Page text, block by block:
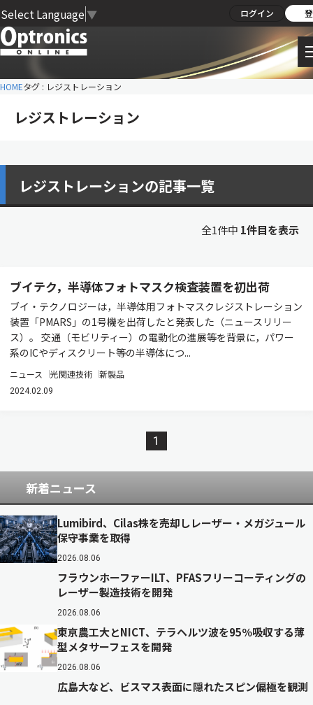
Select Language ▼ ログイン
HOMEタグ : レジストレーション
レジストレーション
レジストレーションの記事一覧
全1件中 1件目を表示
ブイテク，半導体フォトマスク検査装置を初出荷
ブイ・テクノロジーは，半導体用フォトマスクレジストレーション
装置「PMARS」の1号機を出荷したと発表した（ニュースリリー
ス）。 交通（モビリティー）の電動化の進展等を背景に，パワー
系のICやディスクリート等の半導体につ...
ニュース 光関連技術 新製品
2024.02.09
1
新着ニュース
Lumibird、Cilas株を売却しレーザー・メガジュール
保守事業を取得
2026.08.06
フラウンホーファーILT、PFASフリーコーティングの
レーザー製造技術を開発
2026.08.06
東京農工大とNICT、テラヘルツ波を95％吸収する薄
型メタサーフェスを開発
2026.08.06
広島大など、ビスマス表面に隠れたスピン偏極を観測